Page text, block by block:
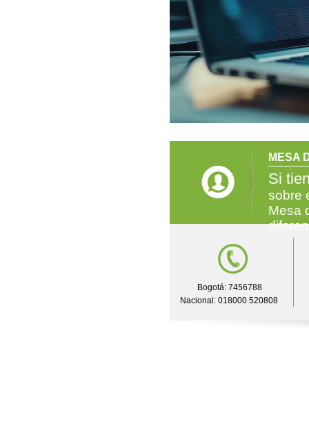
MESA
Si
sobre
Mesa
Bogotá: 7456788
Nacional: 018000 520808